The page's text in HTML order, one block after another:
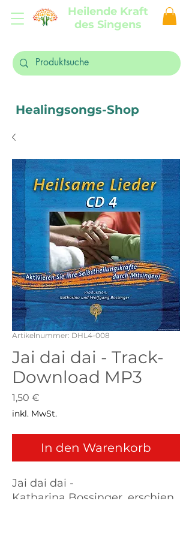
Heilende Kraft
des Singens
Healingsongs-Shop
Artikelnummer: DHL4-008
Jai dai dai - Track-
Download MP3
1,50 €
inkl. MwSt.
In den Warenkorb
Jai dai dai -
Katharina Bossinger, erschien